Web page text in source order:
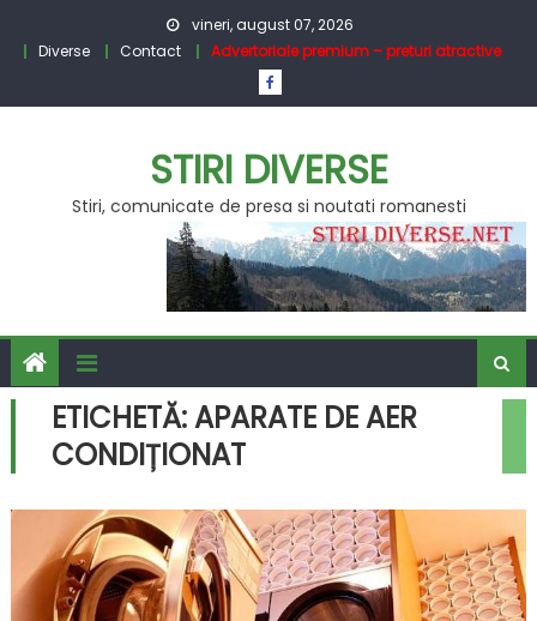
vineri, august 07, 2026
Diverse
Contact Advertoriale premium – preturi atractive
STIRI DIVERSE
Stiri, comunicate de presa si noutati romanesti
ETICHETĂ:APARATE DE AER
CONDIȚIONAT